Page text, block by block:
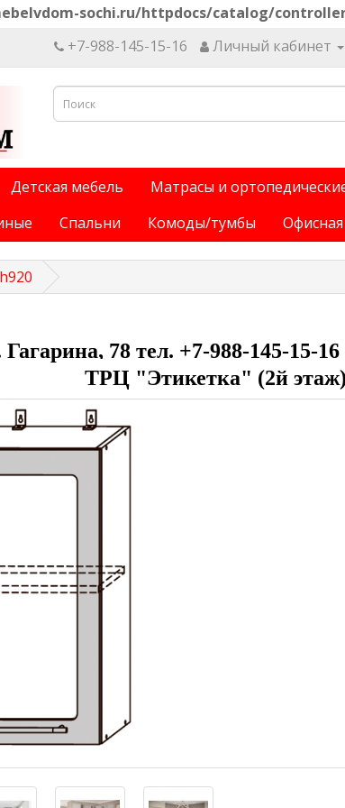
sochi.ru/httpdocs/catalog/
+7-988-145-15-16 Личный кабинет
Детская мебель Матрасы и
Спальни Комоды/тумбы
Гагарина, 78 тел. +7-988-145-15-
ТРЦ "Этикетка" (2й этаж)